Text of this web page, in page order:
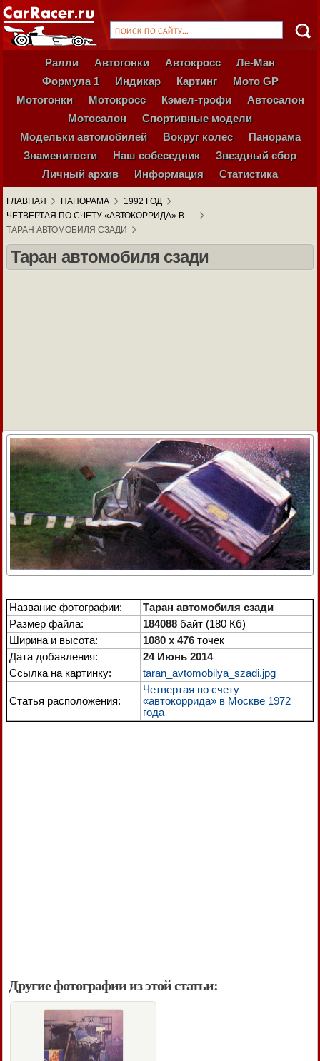
Ралли Автогонки Автокросс
Ле-Ман
Формула 1
Индикар Картинг
Мото GP
Мотогонки
Мотокросс Кэмел-трофи
Автосалон
Мотосалон
Спортивные модели
Модельки автомобилей
Вокруг колес
Панорама
Знаменитости
Наш собеседник
Звездный сбор
Личный архив
Информация Статистика
ГЛАВНАЯ ПАНОРАМА
1992 ГОД
ЧЕТВЕРТАЯ ПО СЧЕТУ «АВТОКОРРИДА» В …
ТАРАН АВТОМОБИЛЯ СЗАДИ
Таран автомобиля сзади
Название фотографии:
Таран автомобиля сзади
Размер файла:
184088 байт (180 Кб)
Ширина и высота:
1080 x 476 точек
Дата добавления:
24 Июнь 2014
Ссылка на картинку:
taran_avtomobilya_szadi.jpg
Статья расположения:
Четвертая по счету
«автокоррида» в Москве 1972
года
Другие фотографии из этой статьи: